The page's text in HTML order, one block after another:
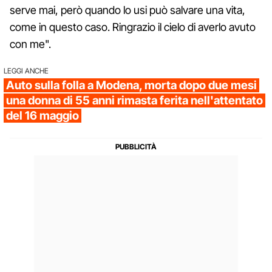
serve mai, però quando lo usi può salvare una vita,
come in questo caso. Ringrazio il cielo di averlo avuto
con me".
LEGGI ANCHE
Auto sulla folla a Modena, morta dopo due mesi
una donna di 55 anni rimasta ferita nell'attentato
del 16 maggio